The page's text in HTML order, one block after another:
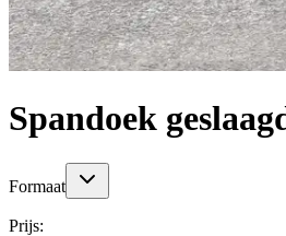
Spandoek
Formaat
Prijs: